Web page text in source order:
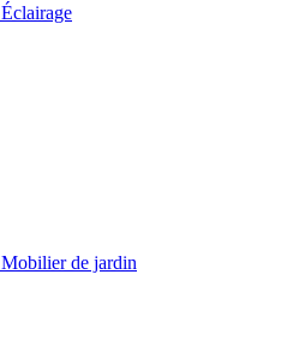
Éclairage
Mobilier de jardin